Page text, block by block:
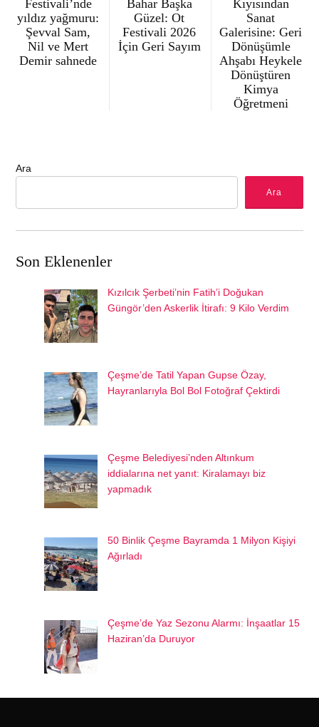
Festivali’nde
yıldız yağmuru:
Şevval Sam,
Nil ve Mert
Demir sahnede
Bahar Başka
Güzel: Ot
Festivali 2026
İçin Geri Sayım
Kıyısından
Sanat
Galerisine: Geri
Dönüşümle
Ahşabı Heykele
Dönüştüren
Kimya
Öğretmeni
Ara
Ara
Son Eklenenler
Kızılcık Şerbeti’nin Fatih’i Doğukan
Güngör’den Askerlik İtirafı: 9 Kilo Verdim
Çeşme’de Tatil Yapan Gupse Özay,
Hayranlarıyla Bol Bol Fotoğraf Çektirdi
Çeşme Belediyesi’nden Altınkum
iddialarına net yanıt: Kiralamayı biz
yapmadık
50 Binlik Çeşme Bayramda 1 Milyon Kişiyi
Ağırladı
Çeşme’de Yaz Sezonu Alarmı: İnşaatlar 15
Haziran’da Duruyor